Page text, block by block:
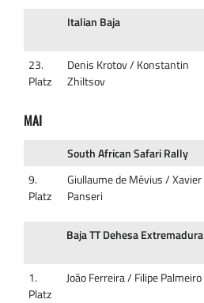
Italian Baja
23.
Platz
Denis Krotov / Konstantin
Zhiltsov
MAI
South African Safari Rally
9.
Platz
Giullaume de Mévius / Xavier
Panseri
Baja TT Dehesa Extremadura
1.
Platz
João Ferreira / Filipe Palmeiro